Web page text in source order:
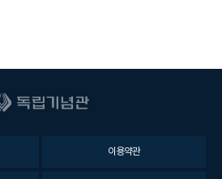
이용약관